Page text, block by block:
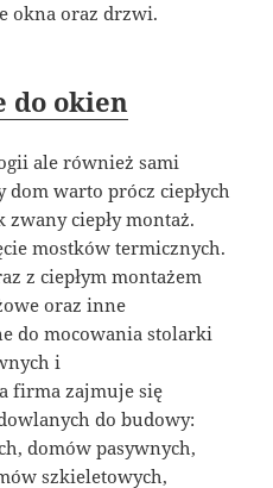
okna oraz drzwi.
do okien
ale również sami
dom warto prócz ciepłych
ciepły montaż.
mostków termicznych.
z ciepłym montażem
oraz inne
do mocowania stolarki
i
firma zajmuje się
do budowy:
domów pasywnych,
szkieletowych,